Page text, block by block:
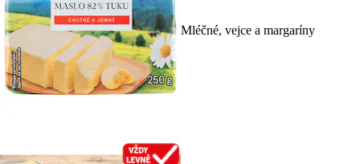
Mléčné, vejce a margaríny